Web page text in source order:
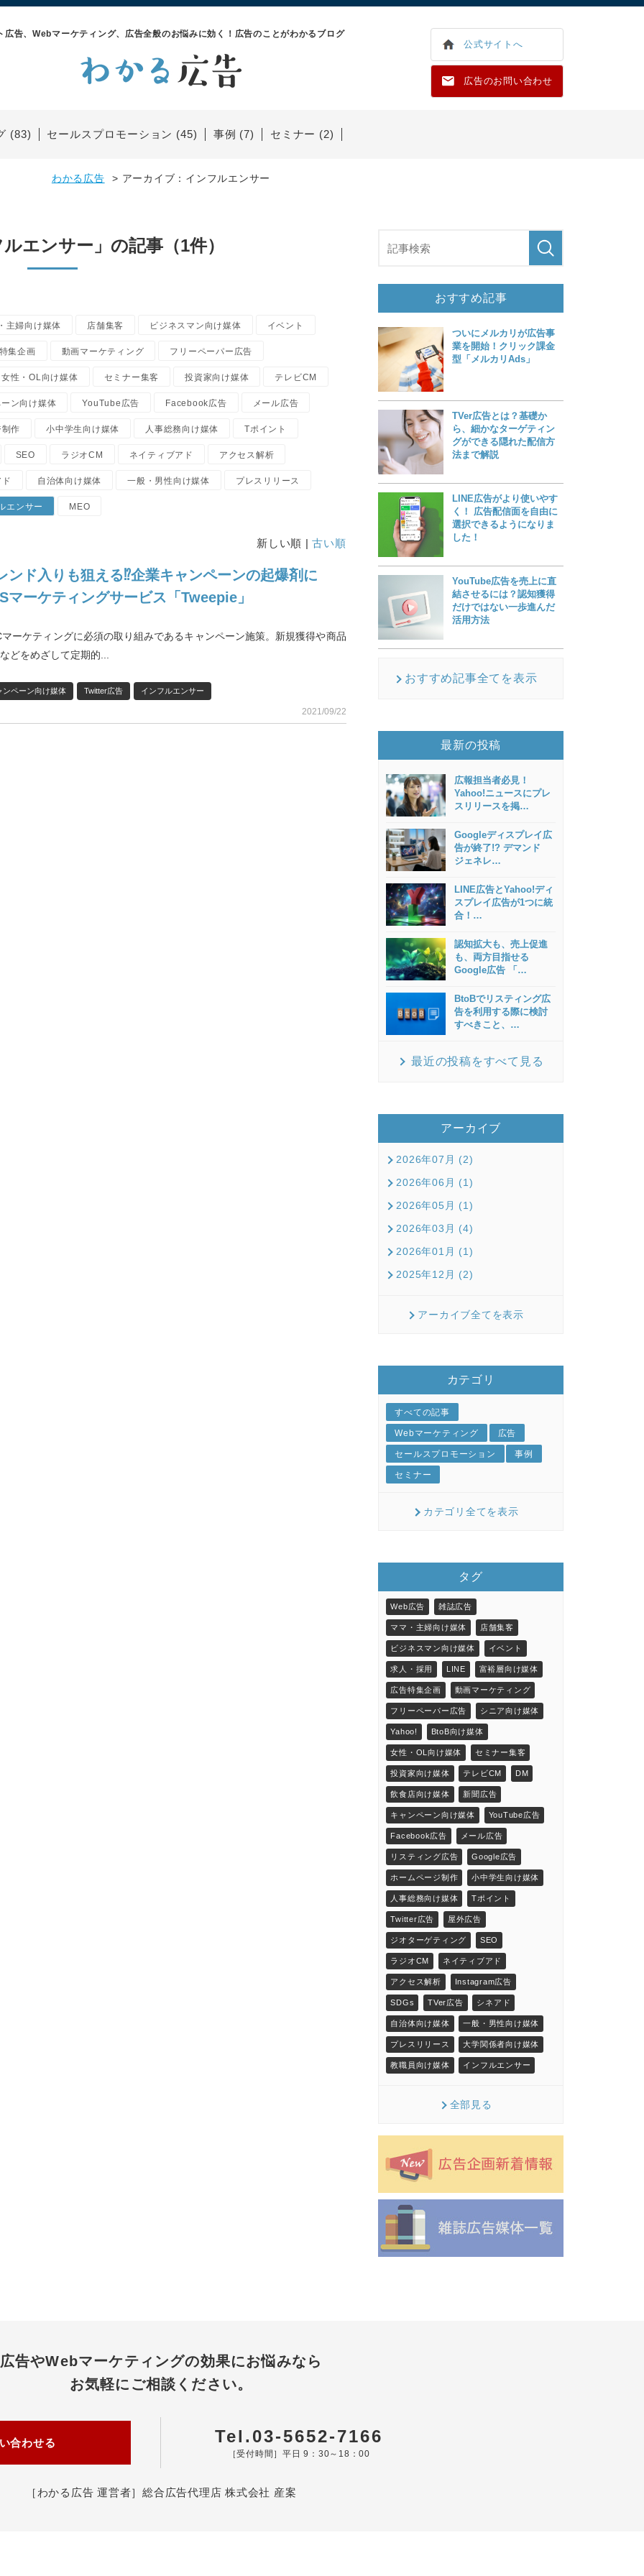
広告、Webマーケティング、 広告全般のお悩みに効く！広告のことがわかるブログ
公式サイトへ
広告のお問い合わせ
(83) セールスプロモーション (45) 事例 (7) セミナー (2)
わかる広告 アーカイブ：インフルエンサー
エンサー」の記事（1件）
主婦向け媒体 店舗集客 ビジネスマン向け媒体 イベント
集企画 動画マーケティング フリーペーパー広告
女性・OL向け媒体 セミナー集客 投資家向け媒体 テレビCM
ン向け媒体 YouTube広告 Facebook広告 メール広告
作 小中学生向け媒体 人事総務向け媒体 Tポイント
SEO ラジオCM ネイティブアド アクセス解析
自治体向け媒体 一般・男性向け媒体 プレスリリース
エンサー MEO
新しい順 |古い順
ンド入りも狙える⁉企業キャンペーンの起爆剤に
マーケティングサービス「Tweepie」
マーケティングに必須の取り組みであるキャンペーン施策。新規獲得や商品
どをめざして定期的...
ンペーン向け媒体 Twitter広告 インフルエンサー
2021/09/22
おすすめ記事
ついにメルカリが広告事
業を開始！クリック課金
型「メルカリAds」
TVer広告とは？基礎か
ら、細かなターゲティン
グができる隠れた配信方
法まで解説
LINE広告がより使いやす
く！ 広告配信面を自由に
選択できるようになりま
した！
YouTube広告を売上に直
結させるには？認知獲得
だけではない一歩進んだ
活用方法
おすすめ記事全てを表示
最新の投稿
広報担当者必見！
Yahoo!ニュースにプレ
スリリースを掲…
Googleディスプレイ広
告が終了!? デマンド
ジェネレ…
LINE広告とYahoo!ディ
スプレイ広告が1つに統
合！ …
認知拡大も、売上促進
も、両方目指せる
Google広告 「 …
BtoBでリスティング広
告を利用する際に検討
すべきこと、 …
最近の投稿をすべて見る
アーカイブ
2026年07月 (2)
2026年06月 (1)
2026年05月 (1)
2026年03月 (4)
2026年01月 (1)
2025年12月 (2)
アーカイブ全てを表示
カテゴリ
すべての記事
Webマーケティング 広告
セールスプロモーション 事例
セミナー
カテゴリ全てを表示
タグ
Web広告 雑誌広告
ママ・主婦向け媒体 店舗集客
ビジネスマン向け媒体 イベント
求人・採用 LINE 富裕層向け媒体
広告特集企画 動画マーケティング
フリーペーパー広告 シニア向け媒体
Yahoo! BtoB向け媒体
女性・OL向け媒体 セミナー集客
投資家向け媒体 テレビCM DM
飲食店向け媒体 新聞広告
キャンペーン向け媒体 YouTube広告
Facebook広告 メール広告
リスティング広告 Google広告
ホームページ制作 小中学生向け媒体
人事総務向け媒体 Tポイント
Twitter広告 屋外広告
ジオターゲティング SEO
ラジオCM ネイティブアド
アクセス解析 Instagram広告
SDGs TVer広告 シネアド
自治体向け媒体 一般・男性向け媒体
プレスリリース 大学関係者向け媒体
教職員向け媒体 インフルエンサー
全部見る
広告やWebマーケティングの効果にお悩みなら
お気軽にご相談ください。
合わせる Tel.03-5652-7166
［受付時間］平日 9：30～18：00
［わかる広告 運営者］ 総合広告代理店 株式会社 産案